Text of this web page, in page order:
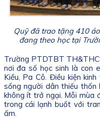
Quỹ đã trao tặng 410
đang theo học tại
Trường PTDTBT
nơi đa số học sinh là con
Kiều, Pa Cô. Điều kiện
sống người dân thiếu thốn
không ít trở ngại. Mỗi mùa
trong cái lạnh buốt với
ấm.